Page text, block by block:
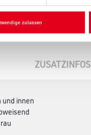
zulassen
ZUSATZINFOS
und innen